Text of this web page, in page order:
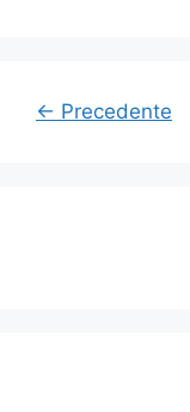
← Precedente